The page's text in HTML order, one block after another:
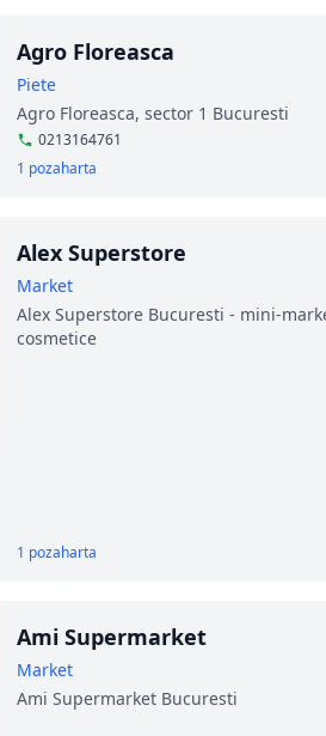
Agro Floreasca
Piete
Agro Floreasca, sector 1 Bucuresti
0213164761
1 pozaharta
Alex Superstore
Market
Alex Superstore Bucuresti - mini-
cosmetice
1 pozaharta
Ami Supermarket
Market
Ami Supermarket Bucuresti